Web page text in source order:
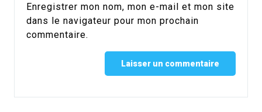
Enregistrer mon nom, mon e-mail et mon site
dans le navigateur pour mon prochain
commentaire.